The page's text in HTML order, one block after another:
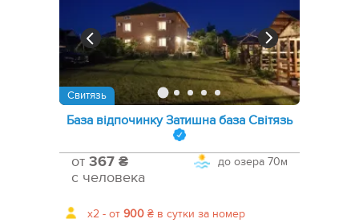
Свитязь
База відпочинку Затишна база Світязь
до озера 70м
от 367 ₴
с человека
x2 - от 900 ₴ в сутки за номер